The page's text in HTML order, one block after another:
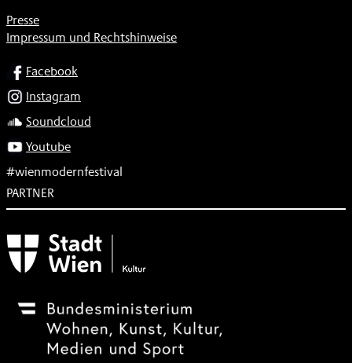
Presse
Impressum und Rechtshinweise
SOCIALFacebook
Instagram
Soundcloud
Youtube
#wienmodernfestival
PARTNER
Subventionsgeber